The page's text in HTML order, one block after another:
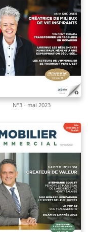
N°3 - mai 2023